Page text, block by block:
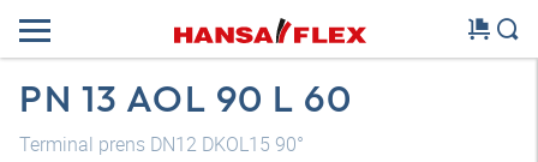
PN 13 AOL 90 L 60
Terminal prens DN12 DKOL15 90°